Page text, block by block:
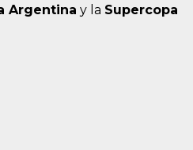
Argentina y la Supercopa